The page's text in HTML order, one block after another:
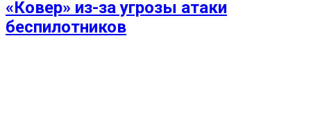
«Ковер» из-за угрозы атаки
беспилотников